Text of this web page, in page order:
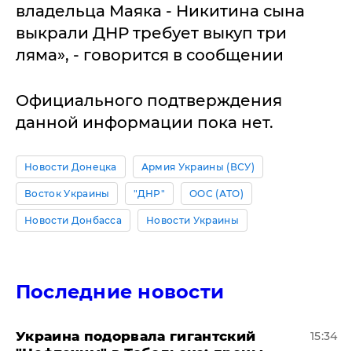
владельца Маяка - Никитина сына
выкрали ДНР требует выкуп три
ляма», - говорится в сообщении
Официального подтверждения
данной информации пока нет.
Новости Донецка Армия Украины (ВСУ)
Восток Украины "ДНР" ООС (АТО)
Новости Донбасса Новости Украины
Последние новости
Украина подорвала гигантский
15:34